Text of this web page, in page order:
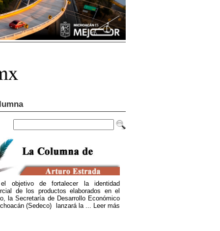
objetivo de fortalecer la identidad
de los productos elaborados en el
la Secretaría de Desarrollo Económico
(Sedeco) lanzará la ... Leer más